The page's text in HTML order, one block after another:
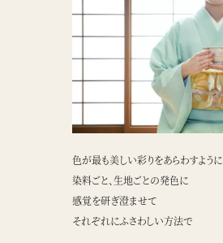
色が最も美しい彩りをあらわすように
染料ごと、生地ごとの発色に
感覚を研ぎ澄ませて
それぞれにふさわしい方法で